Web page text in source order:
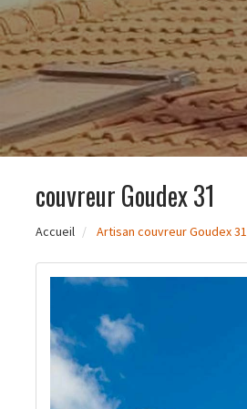
couvreur Goudex 31
Accueil Artisan couvreur Goudex 31